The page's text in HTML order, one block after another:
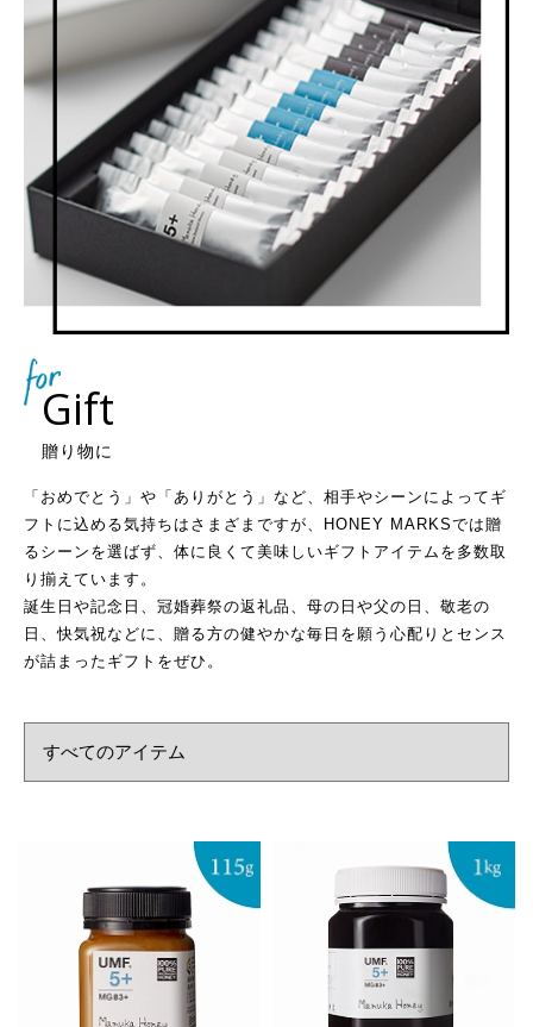
Gift
贈り物に
「おめでとう」や「ありがとう」など、相手やシーンによってギ
フトに込める気持ちはさまざまですが、HONEY MARKSでは贈
るシーンを選ばず、体に良くて美味しいギフトアイテムを多数取
り揃えています。
誕生日や記念日、冠婚葬祭の返礼品、母の日や父の日、敬老の
日、快気祝などに、贈る方の健やかな毎日を願う心配りとセンス
が詰まったギフトをぜひ。